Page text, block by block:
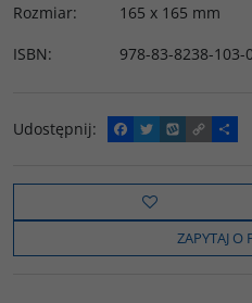
Rozmiar:
165 x 165 mm
ISBN: 978-83-8238-103-
Udostępnij:
F
a
e
o
T
w
t
t
e
W
y
o
C
o
y
i
n
k
P
o
z
e
l
s
ZAPYTAJ O